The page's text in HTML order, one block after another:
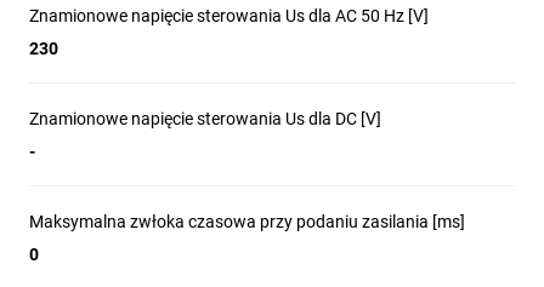
Znamionowe napięcie sterowania Us dla AC 50 Hz [V]
230
Znamionowe napięcie sterowania Us dla DC [V]
-
Maksymalna zwłoka czasowa przy podaniu zasilania [ms]
0